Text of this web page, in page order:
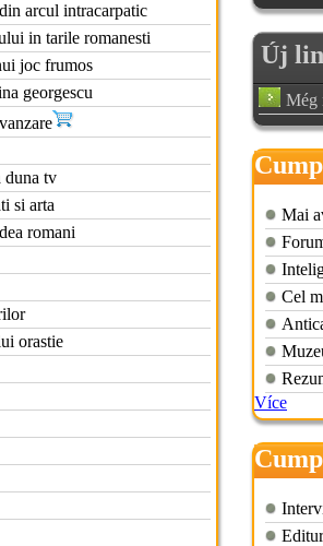
arcul intracarpatic
in tarile romanesti
joc frumos
georgescu
duna tv
si arta
romani
orastie
Új
Még
Mai
Cel
Více